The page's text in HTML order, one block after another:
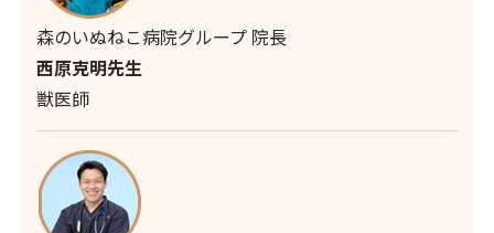
森のいぬねこ病院グループ 院長
西原克明先生
獣医師